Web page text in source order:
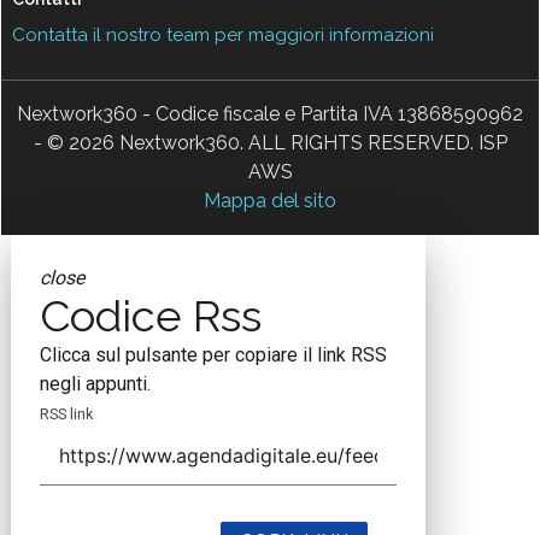
Contatta il nostro team per maggiori informazioni
Nextwork360 - Codice fiscale e Partita IVA 13868590962
- © 2026 Nextwork360. ALL RIGHTS RESERVED. ISP
AWS
Mappa del sito
close
Codice Rss
Clicca sul pulsante per copiare il link RSS
negli appunti.
RSS link